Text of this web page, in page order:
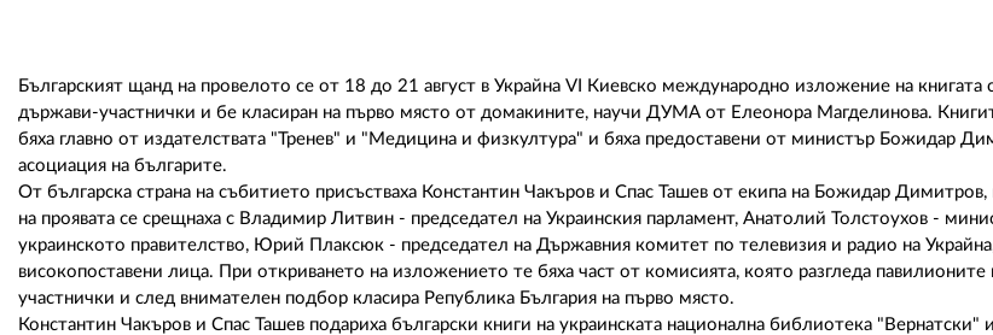
Българският щанд на провелото се от 18 до 21 август в Украйна VI Киевско международно изложение на книгата
държави-участнички и бе класиран на първо място от домакините, научи ДУМА от Елеонора Магделинова.
бяха главно от издателствата "Тренев" и "Медицина и физкултура" и бяха предоставени от министър Божидар
асоциация на българите.
От българска страна на събитието присъстваха Константин Чакъров и Спас Ташев от екипа на Божидар
на проявата се срещнаха с Владимир Литвин - председател на Украинския парламент, Анатолий Толстоухов -
украинското правителство, Юрий Плаксюк - председател на Държавния комитет по телевизия и радио на
високопоставени лица. При откриването на изложението те бяха част от комисията, която разгледа павилионите
участнички и след внимателен подбор класира Република България на първо място.
Константин Чакъров и Спас Ташев подариха български книги на украинската национална библиотека "Вернатски"